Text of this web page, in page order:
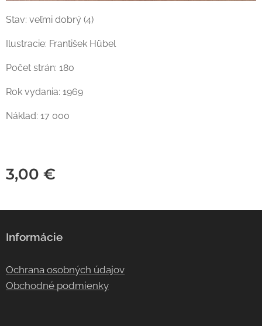
Stav: veľmi dobrý (4)
Ilustracie: František Hübel
Počet strán: 180
Rok vydania: 1969
Náklad: 17 000
3,00 €
Informácie
Ochrana osobných údajov
Obchodné podmienky